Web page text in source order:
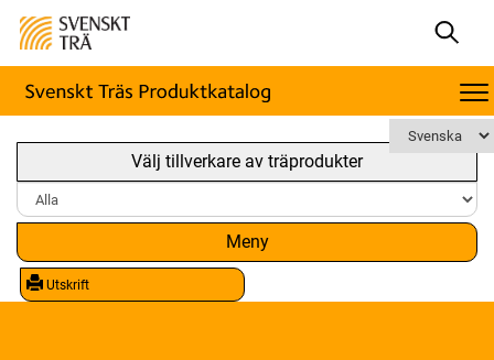
Välj tillverkare av träprodukter
Meny
Utskrift